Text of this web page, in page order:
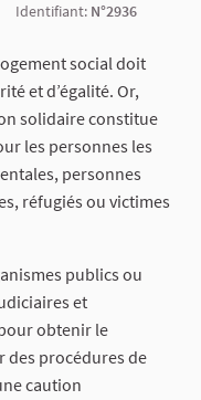
Identifiant: N°2936
social doit
et d’égalité. Or,
solidaire constitue
les personnes les
personnes
réfugiés ou victimes
publics ou
et
obtenir le
des procédures de
caution